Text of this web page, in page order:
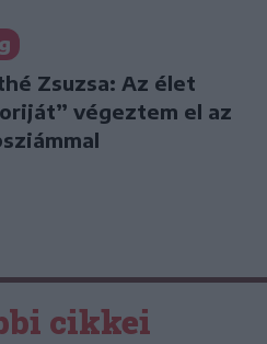
Zsuzsa: Az élet
végeztem el az
cikkei